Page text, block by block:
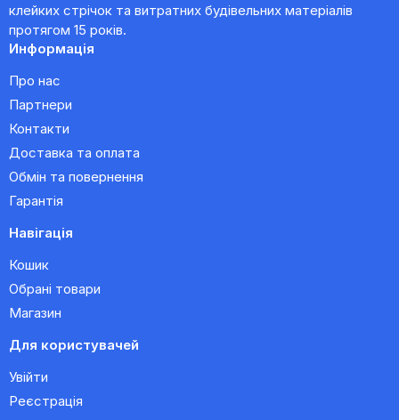
клейких стрічок та витратних будівельних матеріалів
протягом 15 років.
Информація
Про нас
Партнери
Контакти
Доставка та оплата
Обмін та повернення
Гарантія
Навігація
Кошик
Обрані товари
Магазин
Для користувачей
Увійти
Реєстрація